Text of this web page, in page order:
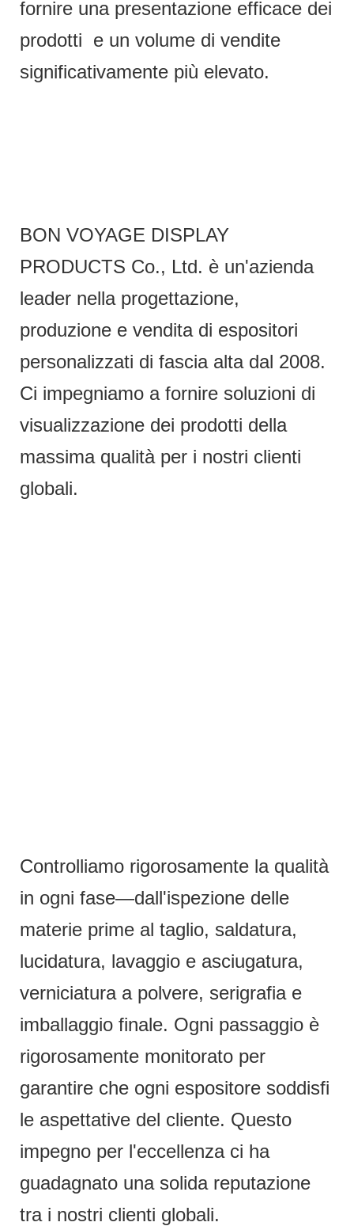
fornire una presentazione efficace dei
prodotti e un volume di vendite
significativamente più elevato.
BON VOYAGE DISPLAY
PRODUCTS Co., Ltd. è un'azienda
leader nella progettazione,
produzione e vendita di espositori
personalizzati di fascia alta dal 2008.
Ci impegniamo a fornire soluzioni di
visualizzazione dei prodotti della
massima qualità per i nostri clienti
globali.
Controlliamo rigorosamente la qualità
in ogni fase—dall'ispezione delle
materie prime al taglio, saldatura,
lucidatura, lavaggio e asciugatura,
verniciatura a polvere, serigrafia e
imballaggio finale. Ogni passaggio è
rigorosamente monitorato per
garantire che ogni espositore soddisfi
le aspettative del cliente. Questo
impegno per l'eccellenza ci ha
guadagnato una solida reputazione
tra i nostri clienti globali.